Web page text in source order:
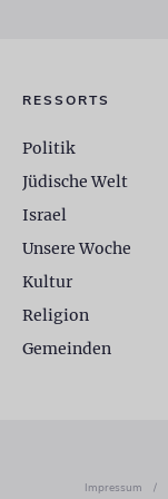
RESSORTS
Politik
Jüdische Welt
Israel
Unsere Woche
Kultur
Religion
Gemeinden
Impressum
/